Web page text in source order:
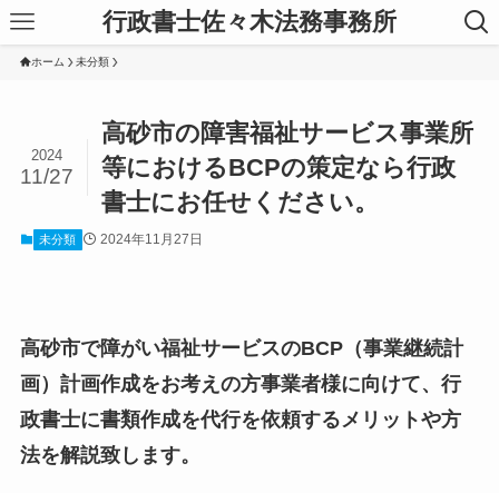
行政書士佐々木法務事務所
ホーム 未分類
高砂市の障害福祉サービス事業所
等におけるBCPの策定なら行政
書士にお任せください。
2024
11/27
未分類 2024年11月27日
高砂市で障がい福祉サービスのBCP（事業継続計
画）計画作成をお考えの方事業者様に向けて、行
政書士に書類作成を代行を依頼するメリットや方
法を解説致します。